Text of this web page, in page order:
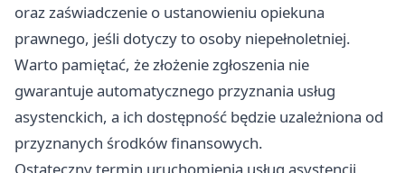
oraz zaświadczenie o ustanowieniu opiekuna
prawnego, jeśli dotyczy to osoby niepełnoletniej.
Warto pamiętać, że złożenie zgłoszenia nie
gwarantuje automatycznego przyznania usług
asystenckich, a ich dostępność będzie uzależniona od
przyznanych środków finansowych.
Ostateczny termin uruchomienia usług asystencji